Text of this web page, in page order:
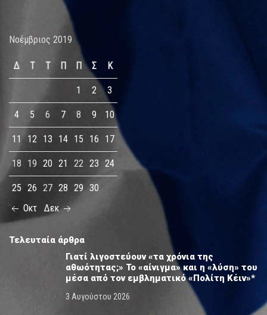
Νοέμβριος 2019
Δ Τ Τ Π Π Σ Κ
1 2 3
4 5 6 7 8 9 10
11 12 13 14 15 16 17
18 19 20 21 22 23 24
25 26 27 28 29 30
Οκτ
Δεκ
Τελευταία άρθρα
Γιατί λιγοστεύουν «τα χρόνια της
αθωότητας;» Το «αίνιγμα» και η «λύση» του
μέσα από τον εμβληματικό «Πολίτη Κέιν»*
3 Αυγούστου 2026